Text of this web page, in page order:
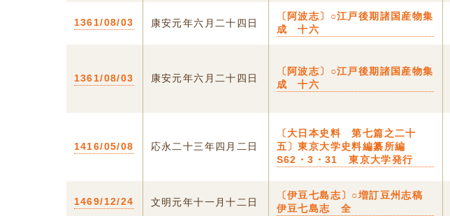
1361/08/03 康安元年六月二十四日
〔阿波志〕○江戸後期諸国産物集
成 十六
1361/08/03 康安元年六月二十四日
〔阿波志〕○江戸後期諸国産物集
成 十六
1416/05/08 応永二十三年四月二日
〔大日本史料 第七篇之二十
五〕東京大学史料編纂所編
S62・3・31 東京大学発行
1469/12/24 文明元年十一月十二日
〔伊豆七島志〕○増訂豆州志稿
伊豆七島志 全